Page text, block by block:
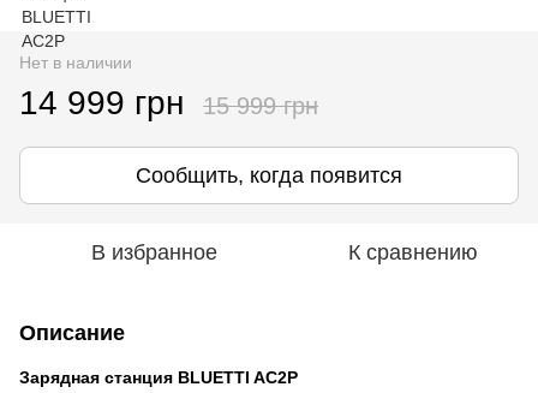
Нет в наличии
14 999 грн 15 999 грн
Сообщить, когда появится
В избранное К сравнению
Описание
Зарядная станция BLUETTI AC2P